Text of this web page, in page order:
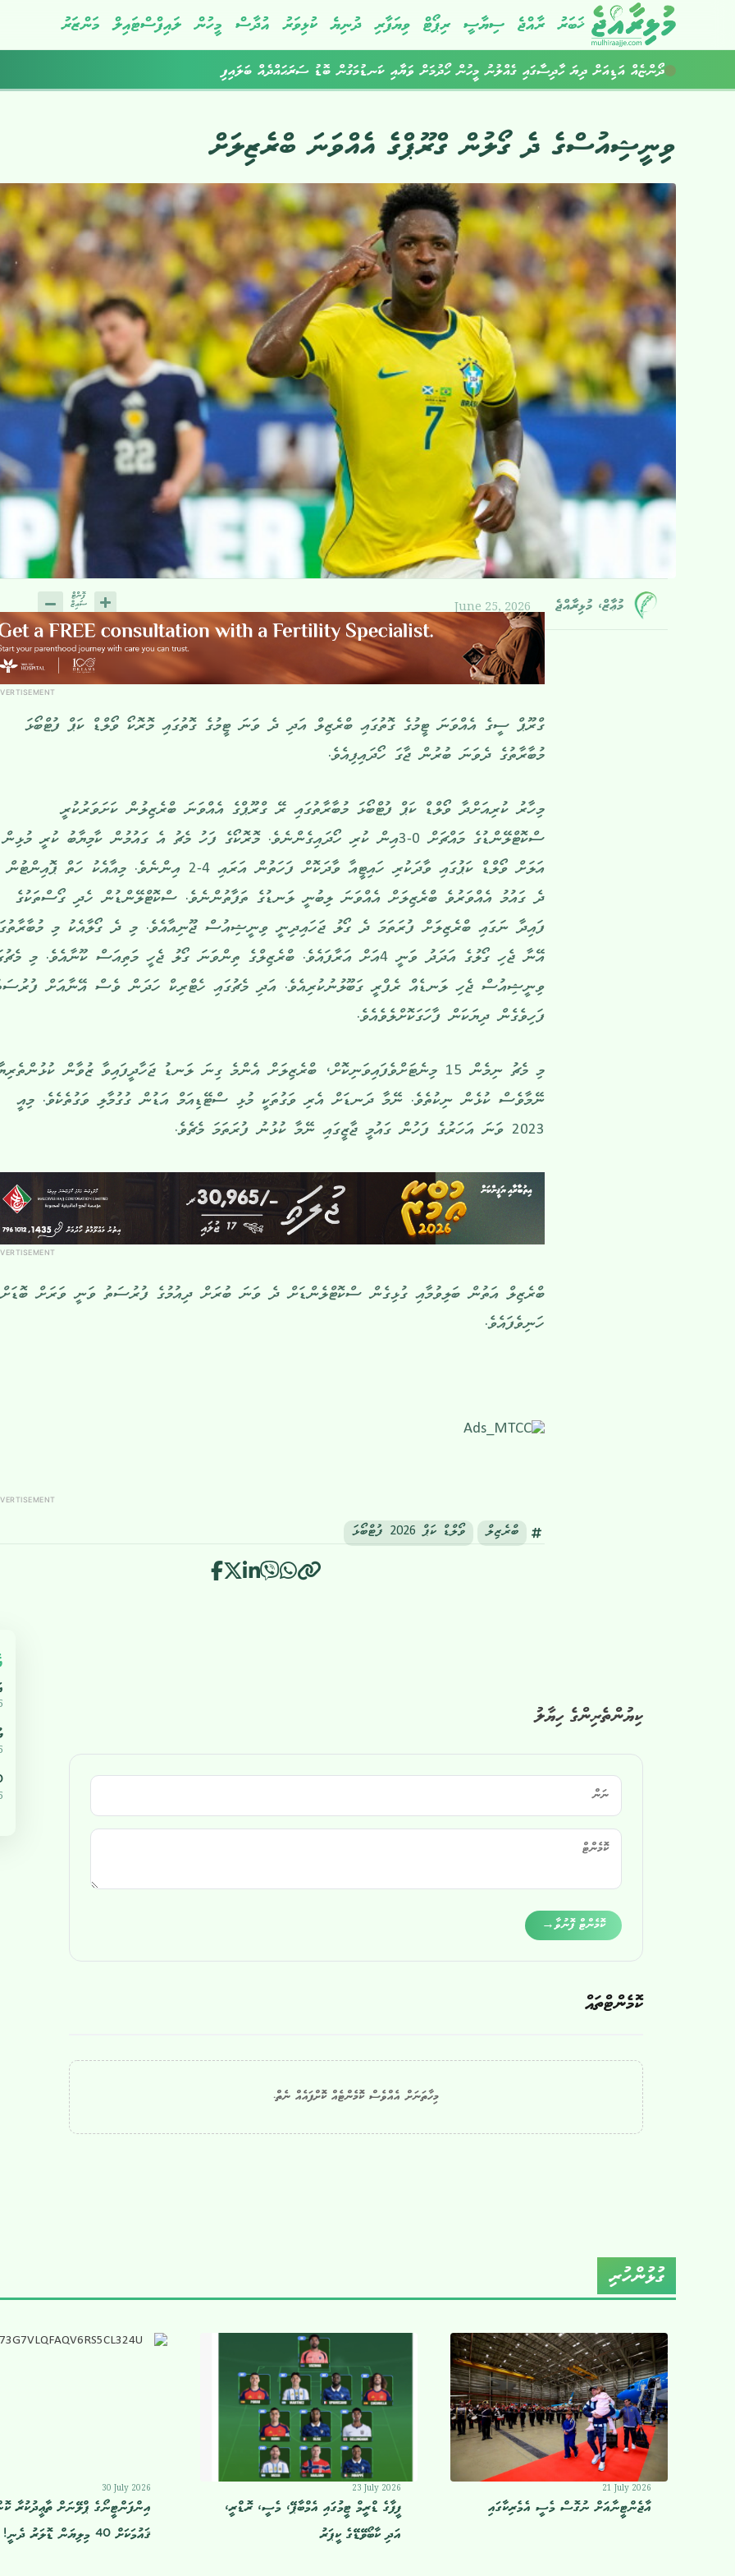
ޚަބަރު ރާއްޖެ ސިޔާސީ ރިޕޯޓް ވިޔަފާރި ދުނިޔެ ކުޅިވަރު އުދާސް މީހުން ލައިފްސްޓައިލް މަންޒަރު
މަސްތުވާތަކެތީގެ ދެ އޮޕަރޭޝަނެއްގައި ހަތަރު މީހުން ހައްޔަރުކޮށްފި
ދޯންޏެއް އަޑިއަށް ދިޔަ ހާދިސާގައި ގެއްލުނު މީހުން ހޯދުމަށް ވަޔާއި ކަނޑުމަގުން ބޮޑު ސަރަޙައްދެއް ބަލައިފި
ވިނީޝިއުސްގެ ދެ ގޯލުން ގްރޫޕްގެ އެއްވަނަ ބްރެޒިލަށް
މުޢާޒް، މުޅިރާއްޖެ June 25, 2026
ގްރޫޕް ސީގެ އެއްވަނަ ޓީމުގެ ގޮތުގައި ބްރެޒިލް އަދި ދެ ވަނަ ޓީމުގެ ގޮތުގައި މޮރޮކޯ ވޯލްޑް ކަޕް ފުޓްބޯޅަ
މުބާރާތުގެ ދެވަނަ ބުރުން ޖާގަ ހޯދައިފިއެވެ.
މިހާރު ކުރިއަށްދާ ވޯލްޑް ކަޕް ފުޓްބޯޅަ މުބާރާތުގައި ރޭ ގްރޫޕްގެ އެއްވަނަ ބްރެޒިލުން ކަށަވަރުކުރީ
ސްކޮޓްލޭންޑުގެ މައްޗަށް 0-3އިން ކުރި ހޯދައިގެންނެވެ. މޮރޮކޯގެ ފަހު މެޗު އެ ގައުމުން ކާމިޔާބު ކުރީ މުޅިން
އަލަށް ވޯލްޑް ކަޕުގައި ވާދަކުރި ހައިޓީއާ ވާދަކޮށް ފަހަތުން އަރައި 4-2 އިންނެވެ. މިއާއެކު ހަތް
ދެ ގައުމު އެއްވަރުވެ ބްރެޒިލަށް އެއްވަނަ ލިބުނީ ލަނޑުގެ ތަފާތުންނެވެ. ސްކޮޓްލޭންޑުން ހެދި ގޯސްތަކުގެ
ފައިދާ ނަގައި ބްރެޒިލަށް ފުރަތަމަ ދެ ގޯލު ޖަހައިދިނީ ވިނީޝިއުސް ޖޫނިއާއެވެ. މި ދެ ގޯލާއެކު މި
އޭނާ ޖެހި ގޯލުގެ އަދަދު ވަނީ 4އަށް އަރާފައެވެ. ބްރެޒިލްގެ ތިންވަނަ ގޯލު ޖެހީ މަތިއަސް ކޫނާއެވެ. މި
ވިނީޝިއުސް ޖެހި ލަނޑެއް ރެފްރީ ގަބޫލުނުކުރިއެވެ. އަދި މެޗުގައި ހެޓްރިކް ހަދަން ވެސް އޭނާއަށް
ފަހިވެގެން ދިޔަކަން ފާހަގަކޮށްލެވެއެވެ.
މި މެޗު ނިމެން 15 މިނެޓަށްވެފައިވަނިކޮށް، ބްރެޒިލަށް އެންމެ ގިނަ ލަނޑު ޖަހާދީފައިވާ ޒުވާން
ނޭމާވެސް ކުޅެން ނިކުތެވެ. ނޭމާ ދަނޑަށް އެރި ވަގުތަކީ މުޅި ސްޓޭޑިއަމް އަޑުން ގުގުމާލި ވަގުތެކެވެ. މިއީ
2023 ވަނަ އަހަރުގެ ފަހުން ގައުމީ ޖާޒީގައި ނޭމާ ކުޅުނު ފުރަތަމަ މެޗެވެ.
ބްރެޒިލް އަތުން ބަލިވުމާއި ގުޅިގެން ސްކޮޓްލެންޑަށް ދެ ވަނަ ބުރަށް ދިއުމުގެ ފުރުސަތު ވަނީ ވަރަށް ބޮޑަށް
ހަނިވެފައެވެ.
ބްރެޒިލް ވޯލްޑް ކަޕް 2026 ފުޓްބޯޅަ
ކިޔުންތެރިންގެ ހިޔާލު
ކޮމެންޓް ފޮނުވާ→
ކޮމެންޓްތައް
މިހާތަނަށް އެއްވެސް ކޮމެންޓެއް ކޮށްފައެއް ނެތް.
ގުޅުންހުރި
30 July 2026
އިންފަންޓީނޯގެ ޕްލޭނަށް ތާޢީދުކުރާ
ޤައުމަކަށް 40 މިލިޔަން ޑޮލަރު ދެނީ!
23 July 2026
ފީފާގެ ޑްރީމް ޓީމުގައި އެމްބާޕޭ، މެސީ، ރޮޑްރީ،
އަދި ކާބޯވޭޑޭގެ ކީޕަރު
21 July 2026
އާޖެންޓީނާއަށް ނުގޮސް މެސީ އެމެރިކާގައި